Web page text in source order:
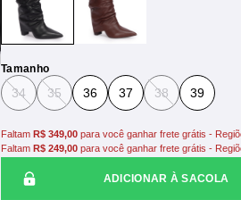
Tamanho
34 35 36 37 38 39
ADICIONAR À SACOLA
Faltam R$ 349,00 para você ganhar frete grátis -
Faltam R$ 249,00 para você ganhar frete grátis -